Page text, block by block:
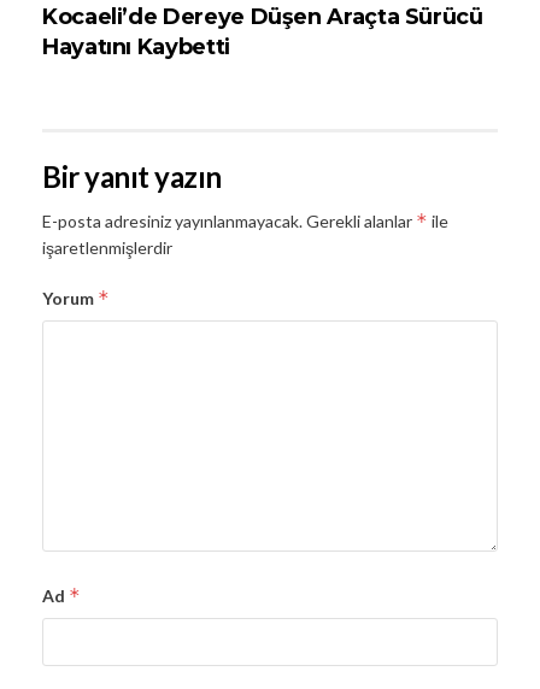
Kocaeli’de Dereye Düşen Araçta Sürücü
Hayatını Kaybetti
Bir yanıt yazın
E-posta adresiniz yayınlanmayacak.Gerekli alanlar * ile
işaretlenmişlerdir
Yorum *
Ad *